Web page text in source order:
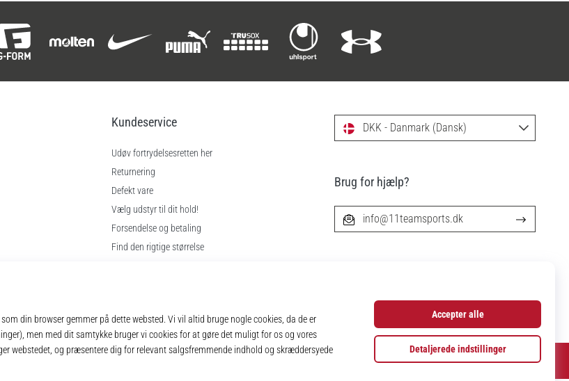
Kundeservice
Udøv fortrydelsesretten her
Returnering
Defekt vare
Vælg udstyr til dit hold!
Forsendelse og betaling
Find den rigtige størrelse
DKK - Danmark (Dansk)
Brug for hjælp?
info@11teamsports.dk